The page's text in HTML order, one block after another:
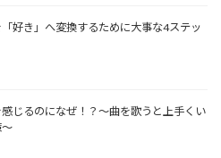
好き」へ変換するために大事な4ステッ
じるのになぜ！？〜曲を歌うと上手くい